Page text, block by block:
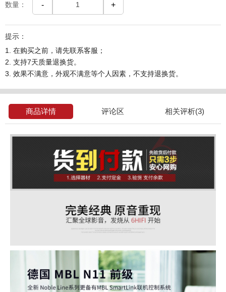
数量： - +
提示：
1. 在购买之前，请先联系客服；
2. 支持7天质量退换货。
3. 效果不满意，外观不满意等个人因素，不支持退换货。
商品详情 评论区 相关评析(3)